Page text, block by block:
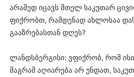
არამედ იცავს მთელ საკუთარ
ფიქრობთ, რამდენად ახლოსაა
გააზრებასთან დღეს?
ლანდსბერგისი: ვფიქრობ, რომ
მაგრამ აღიარება არ უნდათ,